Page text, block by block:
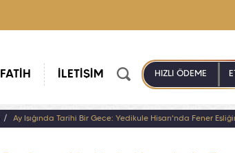
FATİH İLETİŞİM HIZLI ÖDEME
Ay Işığında Tarihî Bir Gece: Yedikule Hisarı'nda Fener